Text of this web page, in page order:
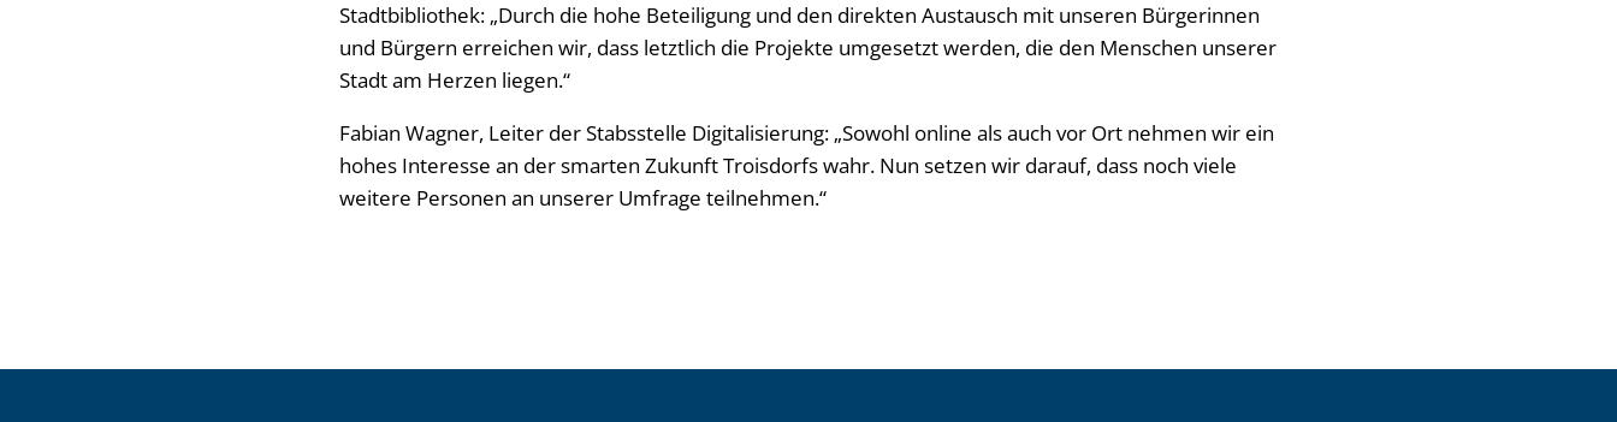
Stadtbibliothek: „Durch die hohe Beteiligung und den direkten Austausch mit unseren Bürgerinnen
und Bürgern erreichen wir, dass letztlich die Projekte umgesetzt werden, die den Menschen unserer
Stadt am Herzen liegen.“
Fabian Wagner, Leiter der Stabsstelle Digitalisierung: „Sowohl online als auch vor Ort nehmen wir ein
hohes Interesse an der smarten Zukunft Troisdorfs wahr. Nun setzen wir darauf, dass noch viele
weitere Personen an unserer Umfrage teilnehmen.“